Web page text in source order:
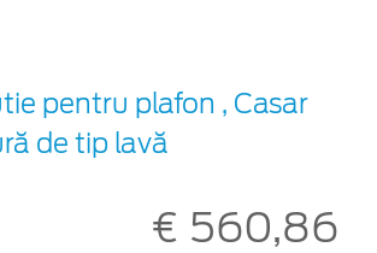
pentru plafon , Casar
de tip lavă
€ 560,86